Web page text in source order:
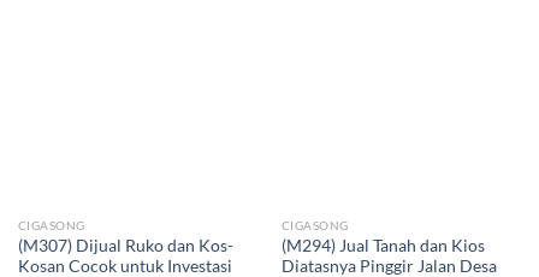
CIGASONG
(M307) Dijual Ruko dan Kos-
Kosan Cocok untuk Investasi
CIGASONG
(M294) Jual Tanah dan Kios
Diatasnya Pinggir Jalan Desa